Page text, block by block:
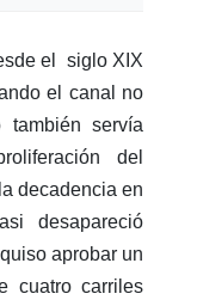
el siglo XIX
el canal no
servía
del
decadencia en
desapareció
aprobar un
cuatro carriles